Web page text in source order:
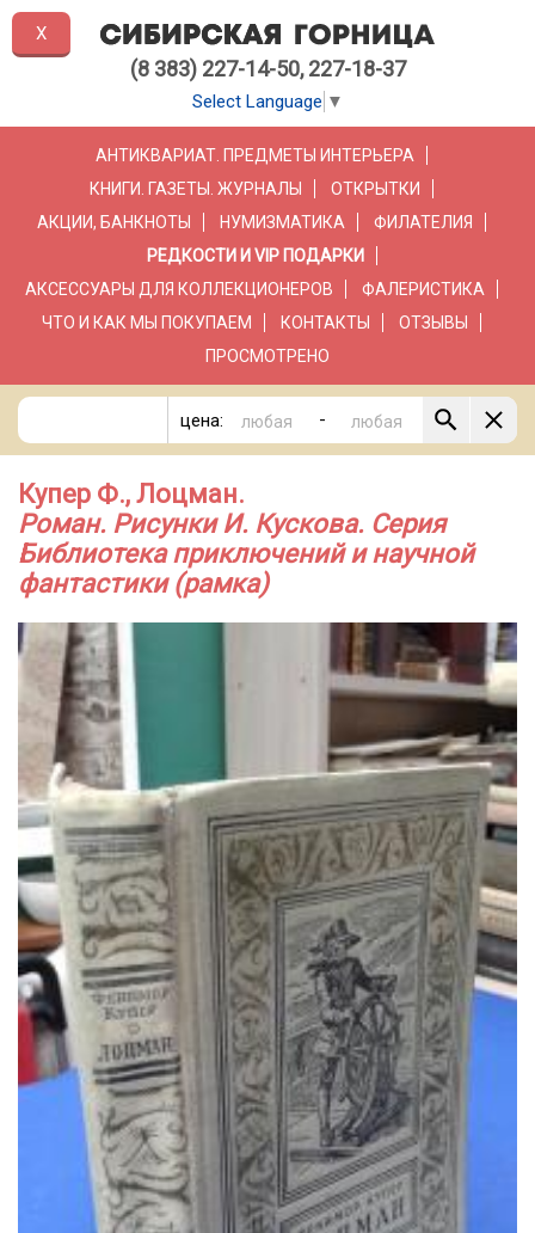
(8 383) 227-14-50, 227-18-37
Select Language ▼
АНТИКВАРИАТ. ПРЕДМЕТЫ ИНТЕРЬЕРА
КНИГИ. ГАЗЕТЫ. ЖУРНАЛЫ
ОТКРЫТКИ
АКЦИИ, БАНКНОТЫ
НУМИЗМАТИКА
ФИЛАТЕЛИЯ
РЕДКОСТИ И VIP ПОДАРКИ
АКСЕССУАРЫ ДЛЯ КОЛЛЕКЦИОНЕРОВ
ФАЛЕРИСТИКА
ЧТО И КАК МЫ ПОКУПАЕМ
КОНТАКТЫ
ОТЗЫВЫ
ПРОСМОТРЕНО
цена: -
Купер Ф., Лоцман.
Роман. Рисунки И. Кускова. Серия
Библиотека приключений и научной
фантастики (рамка)
X